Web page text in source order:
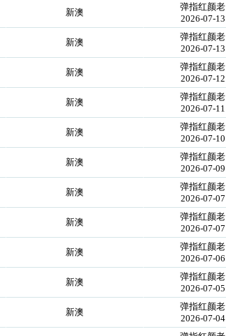
新澳
弹指红颜老
2026-07-13
新澳
弹指红颜老
2026-07-13
新澳
弹指红颜老
2026-07-12
新澳
弹指红颜老
2026-07-11
新澳
弹指红颜老
2026-07-10
新澳
弹指红颜老
2026-07-09
新澳
弹指红颜老
2026-07-07
新澳
弹指红颜老
2026-07-07
新澳
弹指红颜老
2026-07-06
新澳
弹指红颜老
2026-07-05
新澳
弹指红颜老
2026-07-04